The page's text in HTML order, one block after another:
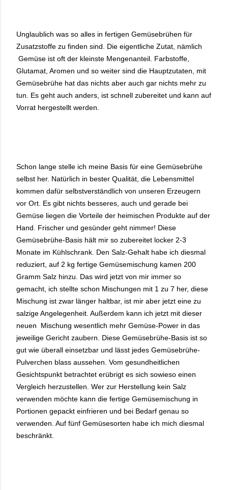
Unglaublich was so alles in fertigen Gemüsebrühen für
Zusatzstoffe zu finden sind. Die eigentliche Zutat, nämlich
Gemüse ist oft der kleinste Mengenanteil. Farbstoffe,
Glutamat, Aromen und so weiter sind die Hauptzutaten, mit
Gemüsebrühe hat das nichts aber auch gar nichts mehr zu
tun. Es geht auch anders, ist schnell zubereitet und kann auf
Vorrat hergestellt werden.
Schon lange stelle ich meine Basis für eine Gemüsebrühe
selbst her. Natürlich in bester Qualität, die Lebensmittel
kommen dafür selbstverständlich von unseren Erzeugern
vor Ort. Es gibt nichts besseres, auch und gerade bei
Gemüse liegen die Vorteile der heimischen Produkte auf der
Hand. Frischer und gesünder geht nimmer! Diese
Gemüsebrühe-Basis hält mir so zubereitet locker 2-3
Monate im Kühlschrank. Den Salz-Gehalt habe ich diesmal
reduziert, auf 2 kg fertige Gemüsemischung kamen 200
Gramm Salz hinzu. Das wird jetzt von mir immer so
gemacht, ich stellte schon Mischungen mit 1 zu 7 her, diese
Mischung ist zwar länger haltbar, ist mir aber jetzt eine zu
salzige Angelegenheit. Außerdem kann ich jetzt mit dieser
neuen Mischung wesentlich mehr Gemüse-Power in das
jeweilige Gericht zaubern. Diese Gemüsebrühe-Basis ist so
gut wie überall einsetzbar und lässt jedes Gemüsebrühe-
Pulverchen blass aussehen. Vom gesundheitlichen
Gesichtspunkt betrachtet erübrigt es sich sowieso einen
Vergleich herzustellen. Wer zur Herstellung kein Salz
verwenden möchte kann die fertige Gemüsemischung in
Portionen gepackt einfrieren und bei Bedarf genau so
verwenden. Auf fünf Gemüsesorten habe ich mich diesmal
beschränkt.